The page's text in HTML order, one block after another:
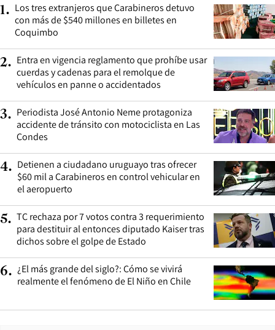
1. Los tres extranjeros que Carabineros detuvo
con más de $540 millones en billetes en
Coquimbo
2. Entra en vigencia reglamento que prohíbe usar
cuerdas y cadenas para el remolque de
vehículos en panne o accidentados
3. Periodista José Antonio Neme protagoniza
accidente de tránsito con motociclista en Las
Condes
4. Detienen a ciudadano uruguayo tras ofrecer
$60 mil a Carabineros en control vehicular en
el aeropuerto
5. TC rechaza por 7 votos contra 3 requerimiento
para destituir al entonces diputado Kaiser tras
dichos sobre el golpe de Estado
6. ¿El más grande del siglo?: Cómo se vivirá
realmente el fenómeno de El Niño en Chile